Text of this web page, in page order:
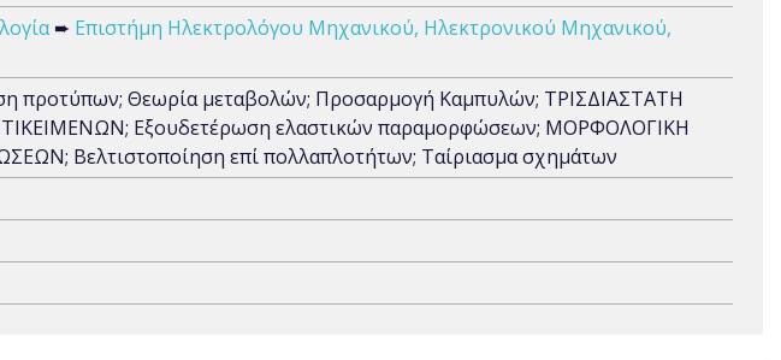
➨ Επιστήμη Ηλεκτρολόγου Μηχανικού, Ηλεκτρονικού Μηχανικού,
προτύπων; Θεωρία μεταβολών; Προσαρμογή Καμπυλών; ΤΡΙΣΔΙΑΣΤΑΤΗ
Εξουδετέρωση ελαστικών παραμορφώσεων; ΜΟΡΦΟΛΟΓΙΚΗ
Βελτιστοποίηση επί πολλαπλοτήτων; Ταίριασμα σχημάτων